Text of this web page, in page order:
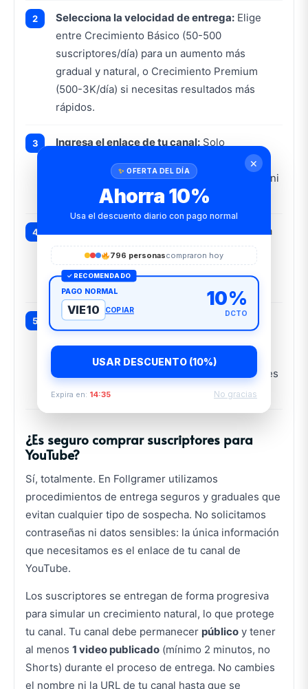
Selecciona la velocidad de entrega: Elige
entre Crecimiento Básico (50-500
suscriptores/día) para un aumento más
gradual y natural, o Crecimiento Premium
(500-3K/día) si necesitas resultados más
rápidos.
Ingresa el enlace de tu canal: Solo
necesitamos la URL de tu canal de YouTube.
No pedimos contraseña, acceso a tu cuenta ni
Google Adsense.
Completa tu compra
con tarjeta VISA, MasterCard u otro método
disponible. Aplica cupones de descuento si
los tienes.
Recibe tus suscriptores:
La entrega inicia
cómo tus suscriptores aumentan de forma
constante y progresiva durante los siguientes
días.
¿Es seguro comprar suscriptores para
YouTube?
Sí, totalmente. En Follgramer utilizamos
procedimientos de entrega seguros y graduales que
evitan cualquier tipo de sospecha. No solicitamos
contraseñas ni datos sensibles: la única información
que necesitamos es el enlace de tu canal de
YouTube.
Los suscriptores se entregan de forma progresiva
para simular un crecimiento natural, lo que protege
tu canal. Tu canal debe permanecer público y tener
al menos 1 video publicado (mínimo 2 minutos, no
Shorts) durante el proceso de entrega. No cambies
el nombre ni la URL de tu canal hasta que se
✕
OFERTA DEL DÍA
Ahorra 10%
Usa el descuento diario con pago normal
796 personascompraron hoy
✓ RECOMENDADO
PAGO NORMAL
VIE10 COPIAR
10%
DCTO
USAR DESCUENTO (10%)
Expira en: 14:34 No gracias